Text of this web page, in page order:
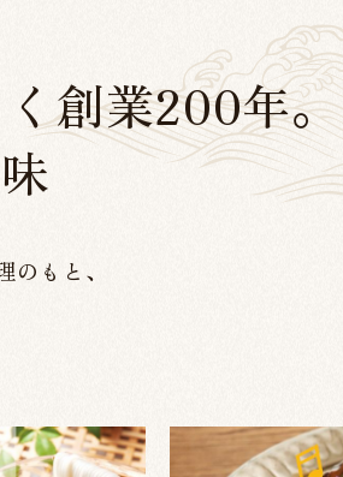
創業200年。
もと、